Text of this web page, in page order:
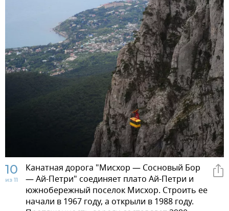
10
из 11
Канатная дорога "Мисхор — Сосновый Бор
— Ай-Петри" соединяет плато Ай-Петри и
южнобережный поселок Мисхор. Строить ее
начали в 1967 году, а открыли в 1988 году.